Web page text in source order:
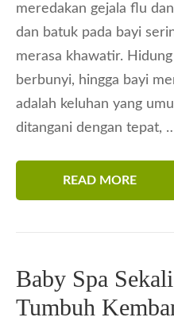
meredakan gejala flu
dan batuk pada bayi
merasa khawatir.
berbunyi, hingga bayi
adalah keluhan yang
ditangani dengan tepat,
READ MORE
Baby Spa
Tumbuh